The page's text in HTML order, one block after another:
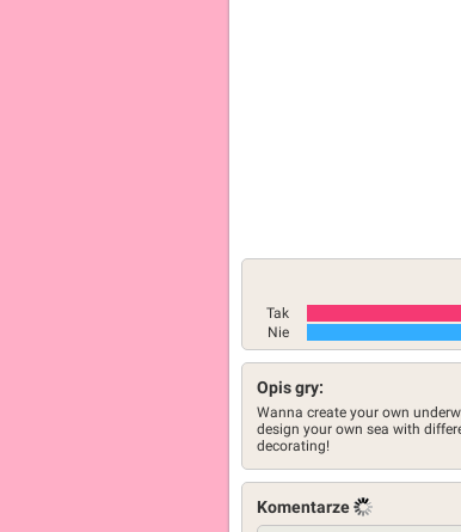
Tak
Nie
Opis gry:
Wanna create your own
design your own sea with
decorating!
Komentarze